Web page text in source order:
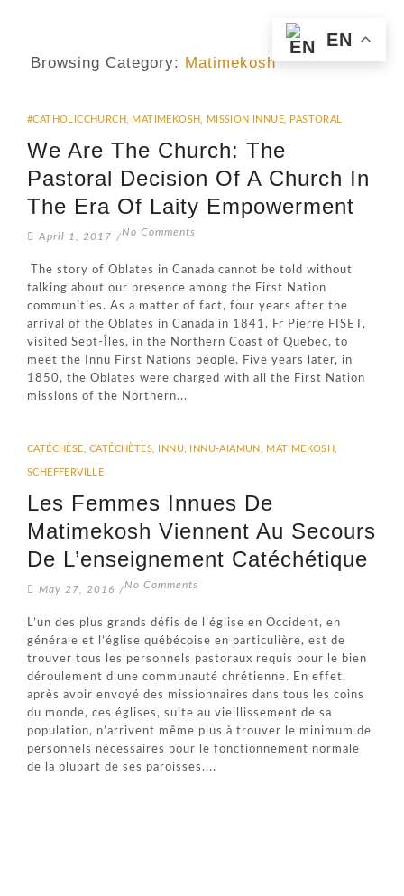
Browsing Category: Matimekosh
#CATHOLICCHURCH MATIMEKOSH MISSION INNUE PASTORAL
We Are The Church: The
Pastoral Decision Of A Church In
The Era Of Laity Empowerment
April 1, 2017 /No Comments
The story of Oblates in Canada cannot be told without
talking about our presence among the First Nation
communities. As a matter of fact, four years after the
arrival of the Oblates in Canada in 1841, Fr Pierre FISET,
visited Sept-Îles, in the Northern Coast of Quebec, to
meet the Innu First Nations people. Five years later, in
1850, the Oblates were charged with all the First Nation
missions of the Northern...
CATÉCHÈSE CATÉCHÈTES INNU INNU-AIAMUN MATIMEKOSH
SCHEFFERVILLE
Les Femmes Innues De
Matimekosh Viennent Au Secours
De L’enseignement Catéchétique
May 27, 2016 /No Comments
L’un des plus grands défis de l’église en Occident, en
générale et l’église québécoise en particulière, est de
trouver tous les personnels pastoraux requis pour le bien
déroulement d’une communauté chrétienne. En effet,
après avoir envoyé des missionnaires dans tous les coins
du monde, ces églises, suite au vieillissement de sa
population, n’arrivent même plus à trouver le minimum de
personnels nécessaires pour le fonctionnement normale
de la plupart de ses paroisses....
EN